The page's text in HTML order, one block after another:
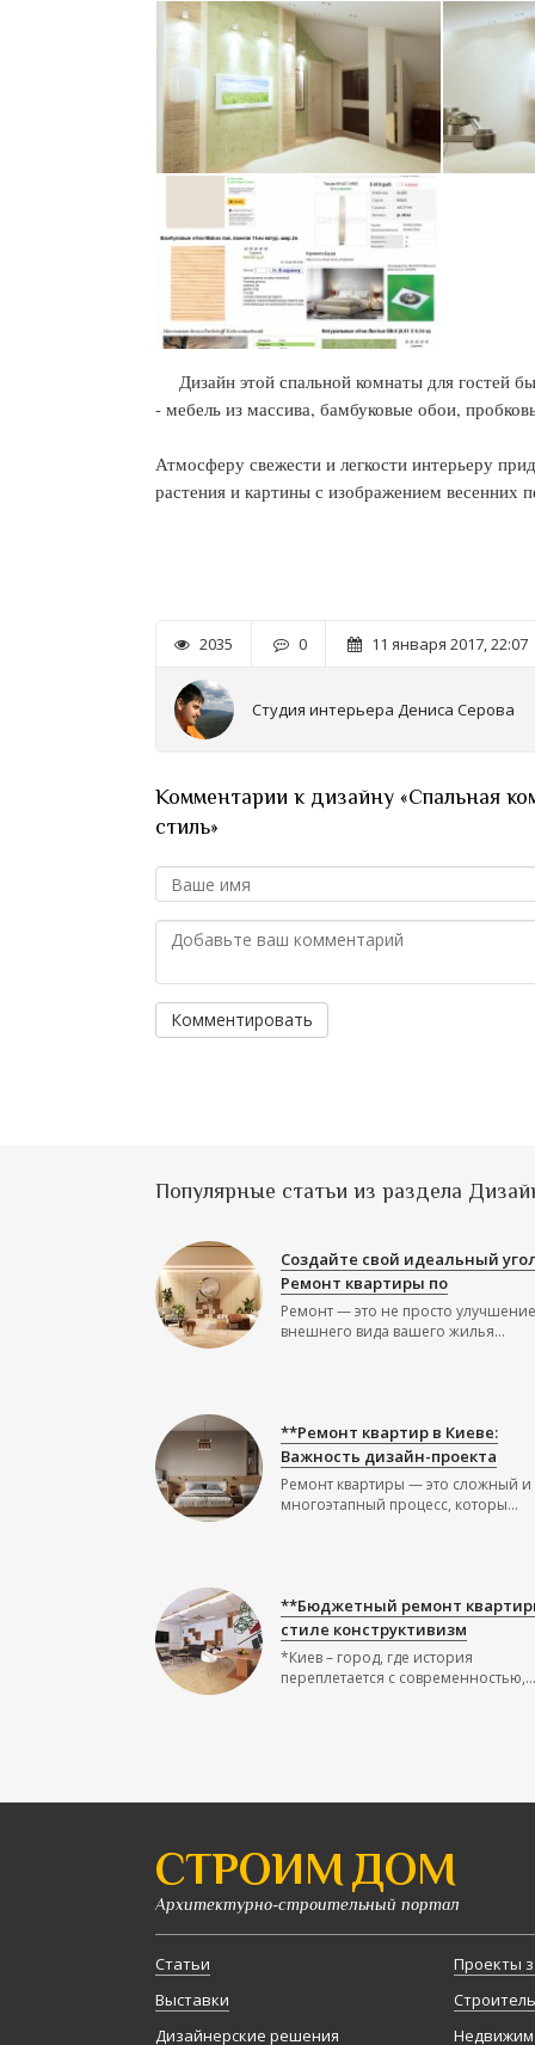
Дизайн этой спальной комнаты для гостей
- мебель из массива, бамбуковые обои,
Атмосферу свежести и легкости интерьеру
растения и картины с изображением весенних
2035 0 11 января 2017, 22:07
Студия интерьера Дениса Серова
Комментарии к дизайну «Спальная
стиль»
Комментировать
Популярные статьи из раздела
Создайте свой идеальный
Ремонт квартиры по
Ремонт — это не просто улучшение
внешнего вида вашего жилья...
**Ремонт квартир в Киеве:
Важность дизайн-проекта
Ремонт квартиры — это сложный и
многоэтапный процесс, которы...
**Бюджетный ремонт
стиле конструктивизм
*Киев – город, где история
переплетается с современностью,...
СТРОИМ ДОМ
Архитектурно-строительный портал
Статьи
Выставки
Дизайнерские решения
Проекты